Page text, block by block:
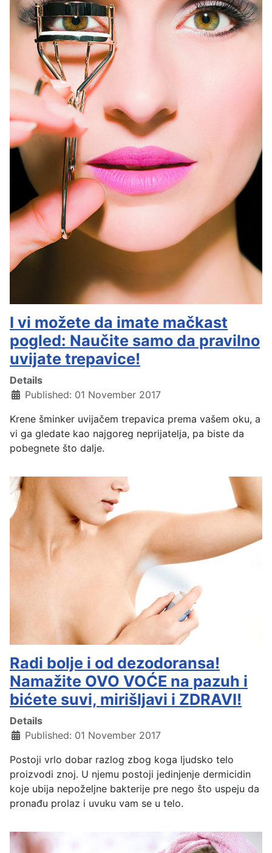
I vi možete da imate mačkast
pogled: Naučite samo da pravilno
uvijate trepavice!
Details
Published: 01 November 2017
Krene šminker uvijačem trepavica prema vašem oku, a
vi ga gledate kao najgoreg neprijatelja, pa biste da
pobegnete što dalje.
Radi bolje i od dezodoransa!
Namažite OVO VOĆE na pazuh i
bićete suvi, mirišljavi i ZDRAVI!
Details
Published: 01 November 2017
Postoji vrlo dobar razlog zbog koga ljudsko telo
proizvodi znoj. U njemu postoji jedinjenje dermicidin
koje ubija nepoželjne bakterije pre nego što uspeju da
pronađu prolaz i uvuku vam se u telo.